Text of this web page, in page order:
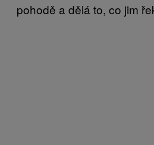
pohodě a dělá to, co jim